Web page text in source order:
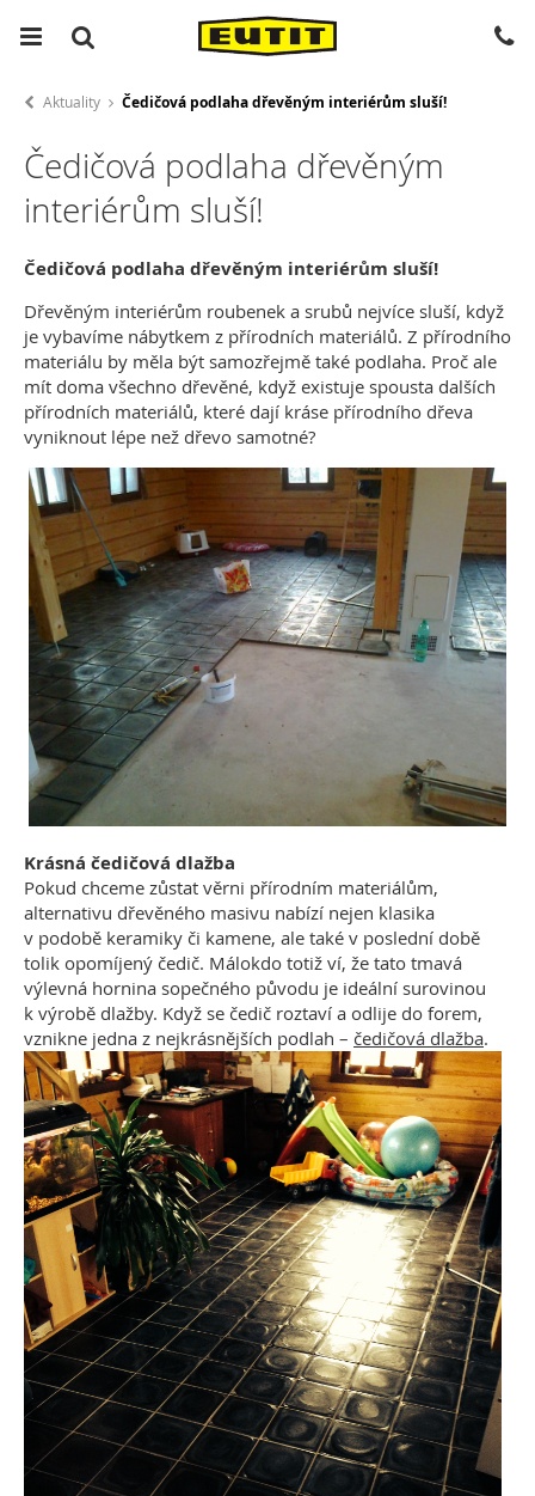
Aktuality Čedičová podlaha dřevěným interiérům sluší!
Čedičová podlaha dřevěným
interiérům sluší!
Čedičová podlaha dřevěným interiérům sluší!
Dřevěným interiérům roubenek a srubů nejvíce sluší, když
je vybavíme nábytkem z přírodních materiálů. Z přírodního
materiálu by měla být samozřejmě také podlaha. Proč ale
mít doma všechno dřevěné, když existuje spousta dalších
přírodních materiálů, které dají kráse přírodního dřeva
vyniknout lépe než dřevo samotné?
Krásná čedičová dlažba
Pokud chceme zůstat věrni přírodním materiálům,
alternativu dřevěného masivu nabízí nejen klasika
v podobě keramiky či kamene, ale také v poslední době
tolik opomíjený čedič. Málokdo totiž ví, že tato tmavá
výlevná hornina sopečného původu je ideální surovinou
k výrobě dlažby. Když se čedič roztaví a odlije do forem,
vznikne jedna z nejkrásnějších podlah – čedičová dlažba.